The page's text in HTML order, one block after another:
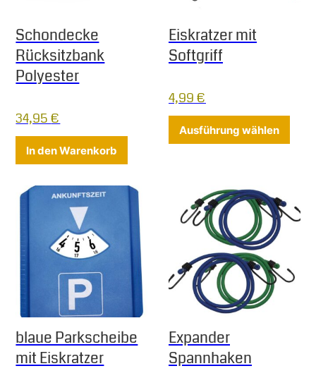
Schondecke
Rücksitzbank
Polyester
34,95€
In den Warenkorb
Eiskratzer mit
Softgriff
4,99€
Ausführung wählen
blaue Parkscheibe
mit Eiskratzer
Expander
Spannhaken